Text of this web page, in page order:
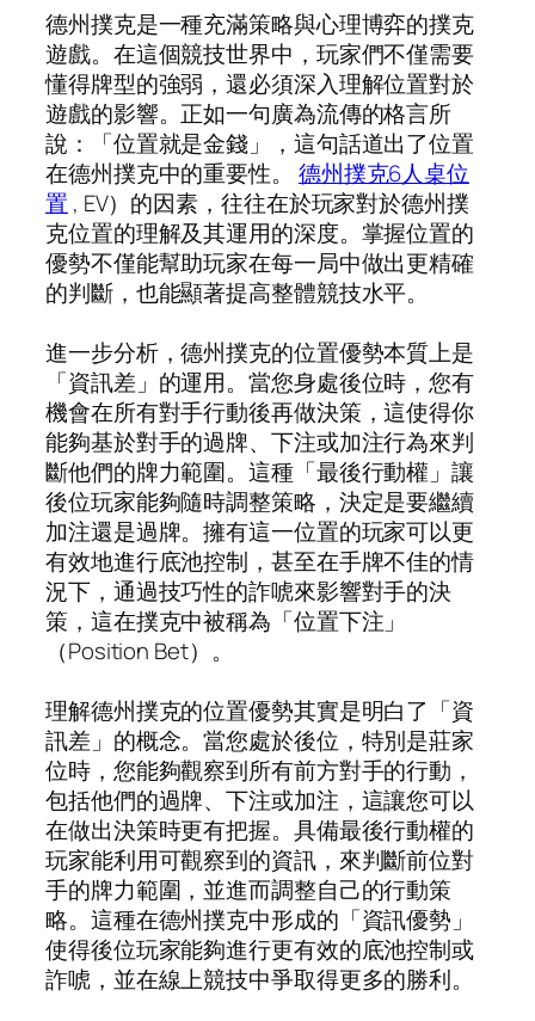
德州撲克是一種充滿策略與心理博弈的撲克
遊戲。在這個競技世界中，玩家們不僅需要
懂得牌型的強弱，還必須深入理解位置對於
遊戲的影響。正如一句廣為流傳的格言所
說：「位置就是金錢」，這句話道出了位置
在德州撲克中的重要性。 德州撲克6人桌位
置 , EV）的因素，往往在於玩家對於德州撲
克位置的理解及其運用的深度。掌握位置的
優勢不僅能幫助玩家在每一局中做出更精確
的判斷，也能顯著提高整體競技水平。
進一步分析，德州撲克的位置優勢本質上是
「資訊差」的運用。當您身處後位時，您有
機會在所有對手行動後再做決策，這使得你
能夠基於對手的過牌、下注或加注行為來判
斷他們的牌力範圍。這種「最後行動權」讓
後位玩家能夠隨時調整策略，決定是要繼續
加注還是過牌。擁有這一位置的玩家可以更
有效地進行底池控制，甚至在手牌不佳的情
況下，通過技巧性的詐唬來影響對手的決
策，這在撲克中被稱為「位置下注」
（Position Bet）。
理解德州撲克的位置優勢其實是明白了「資
訊差」的概念。當您處於後位，特別是莊家
位時，您能夠觀察到所有前方對手的行動，
包括他們的過牌、下注或加注，這讓您可以
在做出決策時更有把握。具備最後行動權的
玩家能利用可觀察到的資訊，來判斷前位對
手的牌力範圍，並進而調整自己的行動策
略。這種在德州撲克中形成的「資訊優勢」
使得後位玩家能夠進行更有效的底池控制或
詐唬，並在線上競技中爭取得更多的勝利。